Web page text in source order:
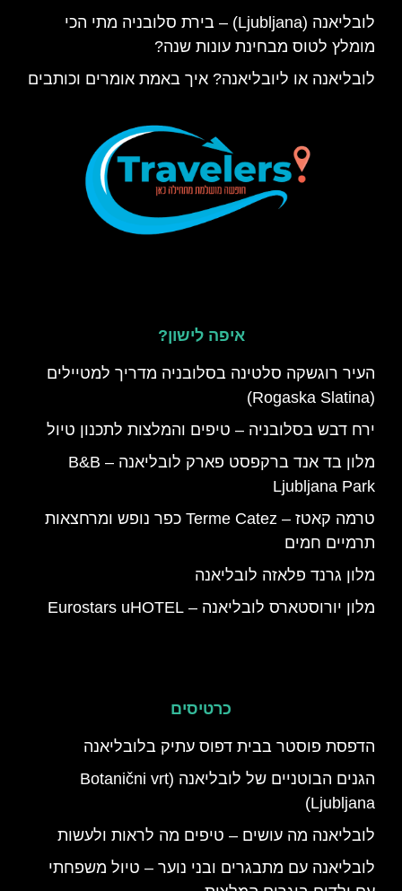
לובליאנה (Ljubljana) – בירת סלובניה מתי הכי
מומלץ לטוס מבחינת עונות שנה?
לובליאנה או ליובליאנה? איך באמת אומרים וכותבים
איפה לישון?
העיר רוגשקה סלטינה בסלובניה מדריך למטיילים
(Rogaska Slatina)
ירח דבש בסלובניה – טיפים והמלצות לתכנון טיול
מלון בד אנד ברקפסט פארק לובליאנה – B&B
Ljubljana Park
טרמה קאטז – Terme Catez כפר נופש ומרחצאות
תרמיים חמים
מלון גרנד פלאזה לובליאנה
מלון יורוסטארס לובליאנה – Eurostars uHOTEL
כרטיסים
הדפסת פוסטר בבית דפוס עתיק בלובליאנה
הגנים הבוטניים של לובליאנה (Botanični vrt
Ljubljana)
לובליאנה מה עושים – טיפים מה לראות ולעשות
לובליאנה עם מתבגרים ובני נוער – טיול משפחתי